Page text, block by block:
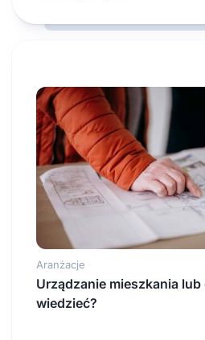
Aranżacje
Urządzanie mieszkania
wiedzieć?